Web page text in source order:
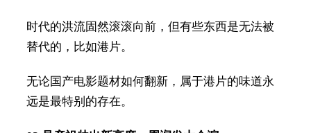
时代的洪流固然滚滚向前，但有些东西是无法被
替代的，比如港片。
无论国产电影题材如何翻新，属于港片的味道永
远是最特别的存在。